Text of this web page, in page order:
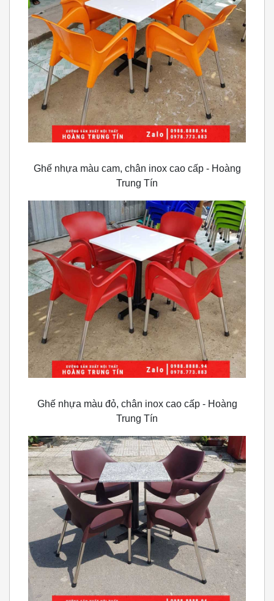
Ghế nhựa màu cam, chân inox cao cấp - Hoàng
Trung Tín
Ghế nhựa màu đỏ, chân inox cao cấp - Hoàng
Trung Tín